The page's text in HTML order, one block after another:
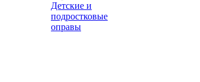
Детские и
подростковые
оправы